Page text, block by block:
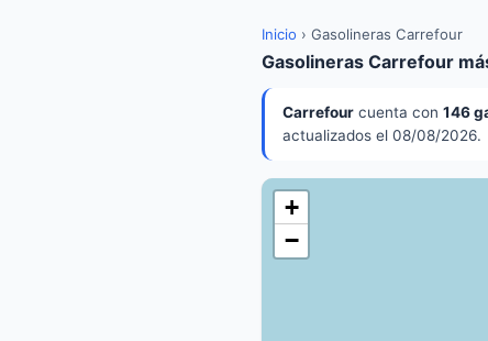
Inicio › Gasolineras Carrefour
Gasolineras Carrefour
Carrefour cuenta con 146
actualizados el 08/08/2026.
+
−